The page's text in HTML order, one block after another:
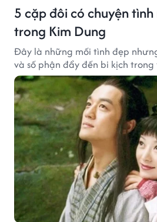
5 cặp đôi có chuyện
trong Kim Dung
Đây là những mối tình đẹp
và số phận đẩy đến bi kịch